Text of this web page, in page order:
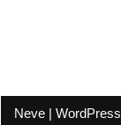
Neve | WordPress